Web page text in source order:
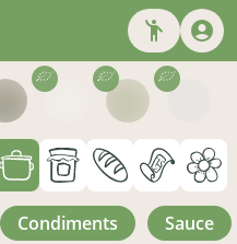
condiments
sauce